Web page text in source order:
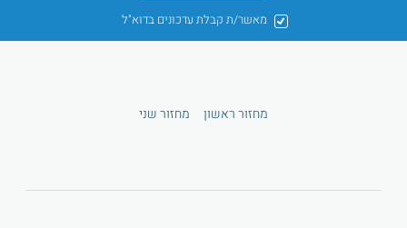
מאשר/ת קבלת עדכונים בדוא"ל
מחזור ראשון מחזור שני